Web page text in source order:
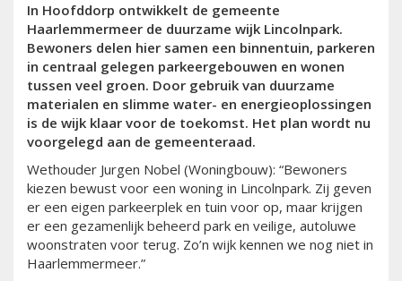
In Hoofddorp ontwikkelt de gemeente
Haarlemmermeer de duurzame wijk Lincolnpark.
Bewoners delen hier samen een binnentuin, parkeren
in centraal gelegen parkeergebouwen en wonen
tussen veel groen. Door gebruik van duurzame
materialen en slimme water- en energieoplossingen
is de wijk klaar voor de toekomst. Het plan wordt nu
voorgelegd aan de gemeenteraad.
Wethouder Jurgen Nobel (Woningbouw): “Bewoners
kiezen bewust voor een woning in Lincolnpark. Zij geven
er een eigen parkeerplek en tuin voor op, maar krijgen
er een gezamenlijk beheerd park en veilige, autoluwe
woonstraten voor terug. Zo’n wijk kennen we nog niet in
Haarlemmermeer.”